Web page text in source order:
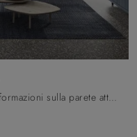
Clicca e ottieni informazioni sulla parete attrezzata Maestrale 08 dell'azienda Scandola: è la soluzione dalle linee moderne perfetta per te.